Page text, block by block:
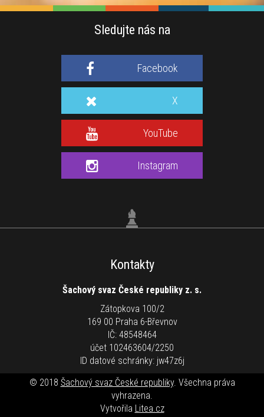
Sledujte nás na
Facebook
X
YouTube
Instagram
Kontakty
Šachový svaz České republiky z. s.
Zátopkova 100/2
169 00 Praha 6-Břevnov
IČ: 48548464
účet 102463604/2250
ID datové schránky: jw47z6j
© 2018 Šachový svaz České republiky. Všechna práva
vyhrazena.
Vytvořila Litea.cz